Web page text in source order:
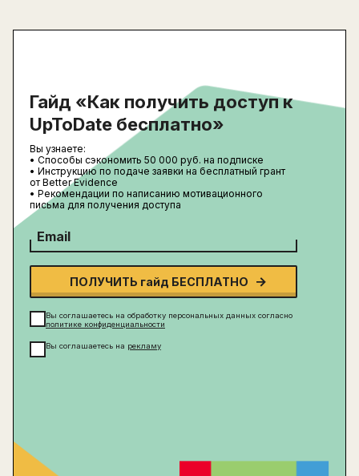
Гайд «Как получить доступ к
UpToDate бесплатно»
Вы узнаете:
• Способы сэкономить 50 000 руб. на подписке
• Инструкцию по подаче заявки на бесплатный грант
от Better Evidence
• Рекомендации по написанию мотивационного
письма для получения доступа
Email
ПОЛУЧИТЬ гайд БЕСПЛАТНО
Вы соглашаетесь на обработку персональных данных согласно
политике конфиденциальности
Вы соглашаетесь на рекламу